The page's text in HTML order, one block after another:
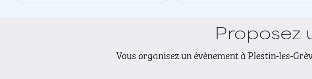
Proposez
Vous organisez un évènement à Plestin-les-